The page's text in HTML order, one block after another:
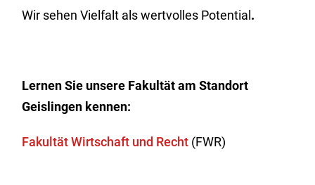
Wir sehen Vielfalt als wertvolles Potential .
Lernen Sie unsere Fakultät am Standort
Geislingen kennen:
Fakultät Wirtschaft und Recht (FWR)